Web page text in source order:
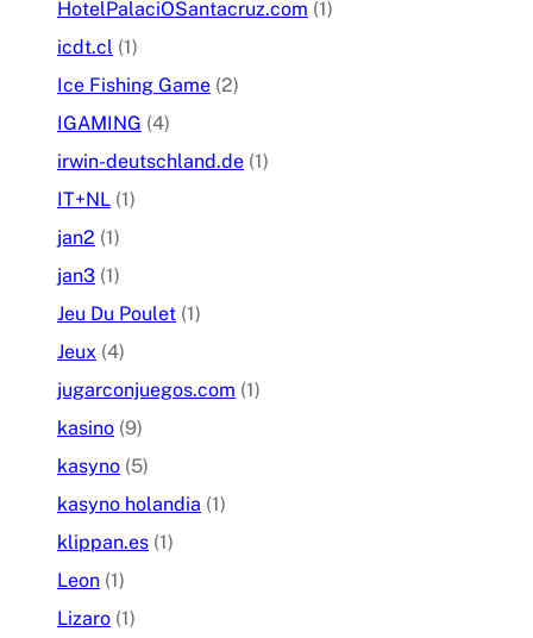
HotelPalaciOSantacruz.com (1)
icdt.cl (1)
Ice Fishing Game (2)
IGAMING (4)
irwin-deutschland.de (1)
IT+NL (1)
jan2 (1)
jan3 (1)
Jeu Du Poulet (1)
Jeux (4)
jugarconjuegos.com (1)
kasino (9)
kasyno (5)
kasyno holandia (1)
klippan.es (1)
Leon (1)
Lizaro (1)